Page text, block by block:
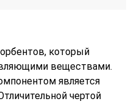
который
веществами.
является
чертой